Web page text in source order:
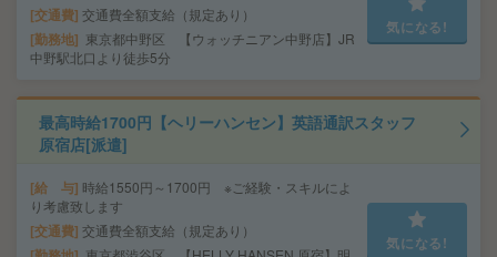
交通費 交通費全額支給（規定あり）
勤務地
東京都中野区 【ウォッチニアン中野店】JR
中野駅北口より徒歩5分
気になる!
最高時給1700円【ヘリーハンセン】英語通訳スタッフ
原宿店[派遣]
給 与 時給1550円～1700円 ※ご経験・スキルによ
り考慮致します
交通費 交通費全額支給（規定あり）
気になる!